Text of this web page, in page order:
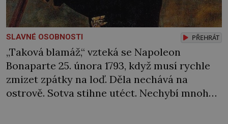
SLAVNÉ OSOBNOSTI PŘEHRÁT
„Taková blamáž,“ vzteká se Napoleon
Bonaparte 25. února 1793, když musí rychle
zmizet zpátky na loď. Děla nechává na
ostrově. Sotva stihne utéct. Nechybí mnoho